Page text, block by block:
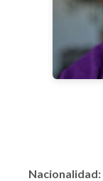
Nacionalidad: